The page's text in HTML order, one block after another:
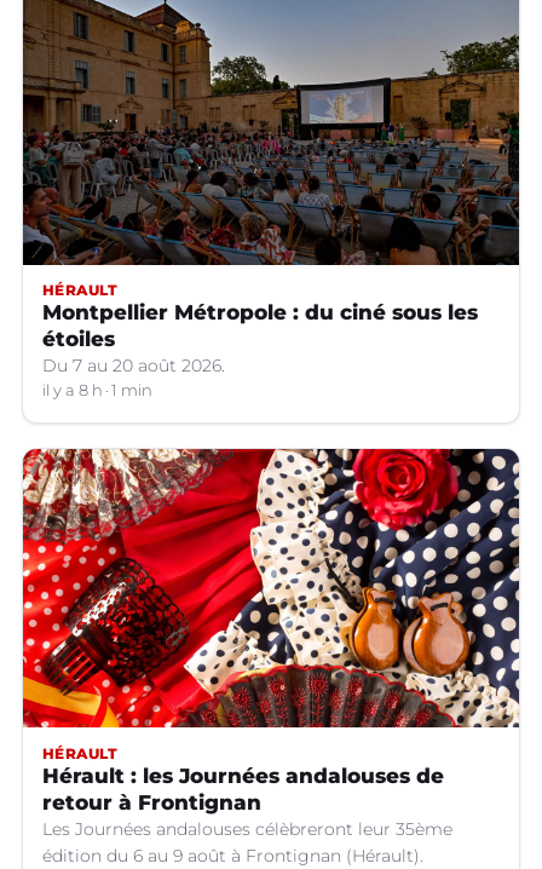
HÉRAULT
Montpellier Métropole : du ciné sous les
étoiles
Du 7 au 20 août 2026.
il y a 8 h 1 min
HÉRAULT
Hérault : les Journées andalouses de
retour à Frontignan
Les Journées andalouses célèbreront leur 35ème
édition du 6 au 9 août à Frontignan (Hérault).